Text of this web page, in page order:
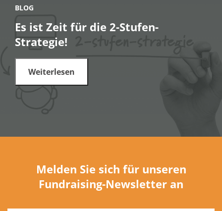
BLOG
Es ist Zeit für die 2-Stufen-
Strategie!
Weiterlesen
Melden Sie sich für unseren
Fundraising-Newsletter an